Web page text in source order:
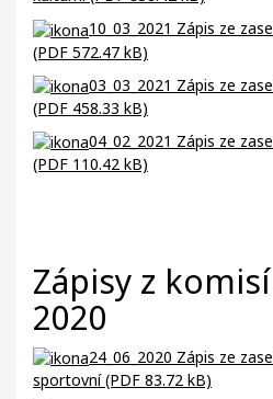
10_03_2021 Zápis ze
(PDF 572.47 kB)
03_03_2021 Zápis ze
(PDF 458.33 kB)
04_02_2021 Zápis ze
(PDF 110.42 kB)
Zápisy z
2020
24_06_2020 Zápis ze
sportovní (PDF 83.72 kB)